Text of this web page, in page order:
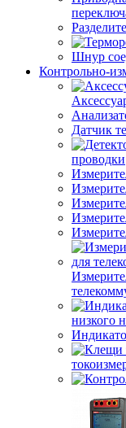
Шнур
Контрольно-
Датчик
проводки
низкого